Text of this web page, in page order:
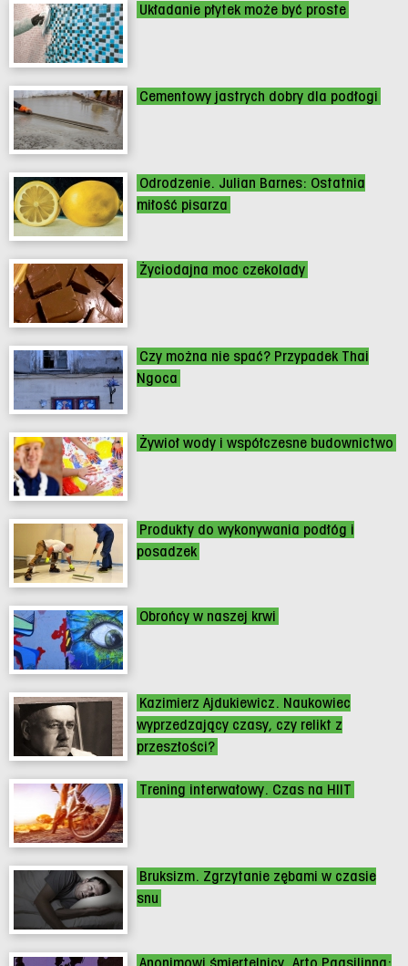
Układanie płytek może być proste
Cementowy jastrych dobry dla podłogi
Odrodzenie. Julian Barnes: Ostatnia
miłość pisarza
Życiodajna moc czekolady
Czy można nie spać? Przypadek Thai
Ngoca
Żywioł wody i współczesne budownictwo
Produkty do wykonywania podłóg i
posadzek
Obrońcy w naszej krwi
Kazimierz Ajdukiewicz. Naukowiec
wyprzedzający czasy, czy relikt z
przeszłości?
Trening interwałowy. Czas na HIIT
Bruksizm. Zgrzytanie zębami w czasie
snu